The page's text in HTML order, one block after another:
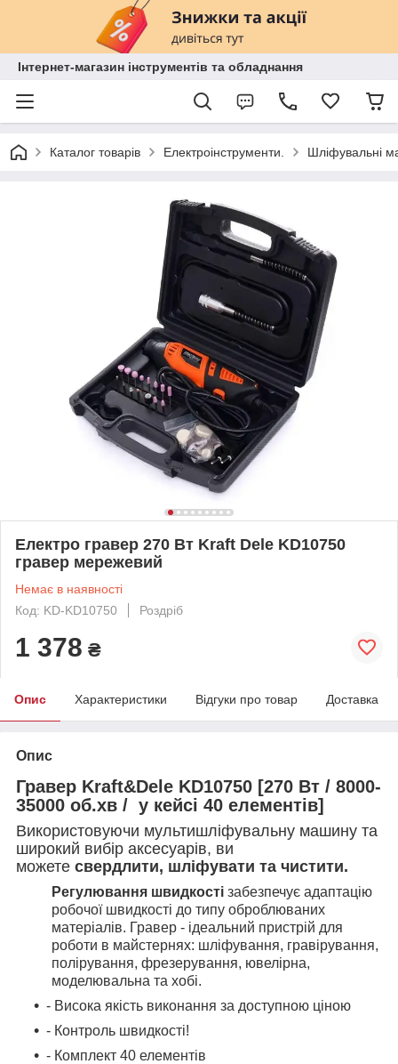
Інтернет-магазин інструментів та обладнання
Каталог товарів Електроінструменти. Шліфувальні
Електро гравер 270 Вт Kraft Dele KD10750
гравер мережевий
Немає в наявності
Код: KD-KD10750
Роздріб
1 378 ₴
Опис Характеристики Відгуки про товар Доставка
Опис
Гравер Kraft&Dele KD10750 [270 Вт / 8000-
35000 об.хв / у кейсі 40 елементів]
Використовуючи мультишліфувальну машину та
широкий вибір аксесуарів, ви
можете свердлити, шліфувати та чистити.
Регулювання швидкості забезпечує адаптацію
робочої швидкості до типу оброблюваних
матеріалів. Гравер - ідеальний пристрій для
роботи в майстернях: шліфування, гравірування,
полірування, фрезерування, ювелірна,
моделювальна та хобі.
- Висока якість виконання за доступною ціною
- Контроль швидкості!
- Комплект 40 елементів